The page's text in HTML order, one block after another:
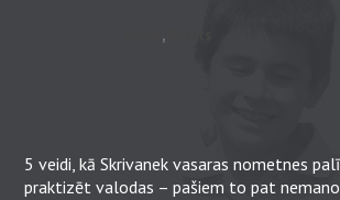
,
5 veidi, kā Skrivanek vasaras nometnes
praktizēt valodas – pašiem to pat